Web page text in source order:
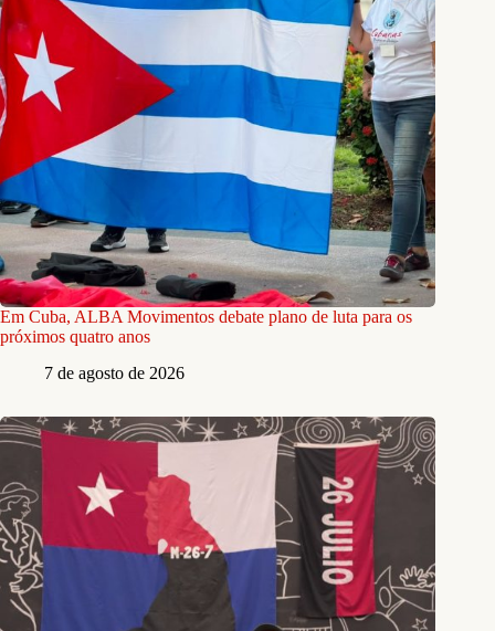
Em Cuba, ALBA Movimentos debate plano de luta para os
próximos quatro anos
7 de agosto de 2026